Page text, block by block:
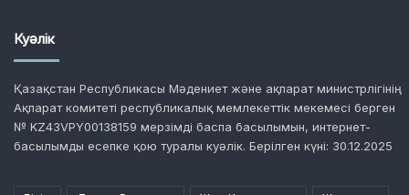
Куәлік
Қазақстан Республикасы Мәдениет және ақпарат министрлігінің
Ақпарат комитеті республикалық мемлекеттік мекемесі берген
№ KZ43VPY00138159 мерзімді баспа басылымын, интернет-
басылымды есепке қою туралы куәлік. Берілген күні: 30.12.2025